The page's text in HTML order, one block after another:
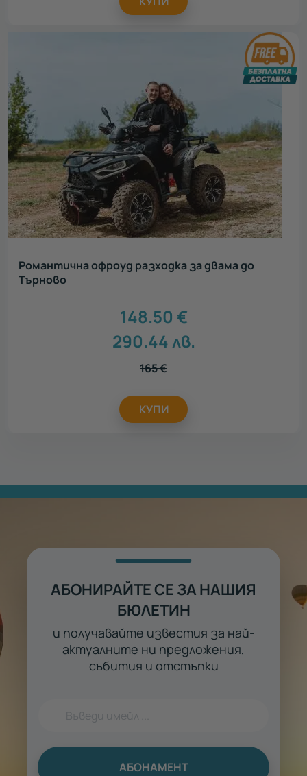
Романтична офроуд разходка за двама до
Търново
148.50 €
290.44лв.
165€
КУПИ
АБОНИРАЙТЕ СЕ ЗА НАШИЯ
БЮЛЕТИН
и получавайте известия за най-
актуалните ни предложения,
събития и отстъпки
АБОНАМЕНТ